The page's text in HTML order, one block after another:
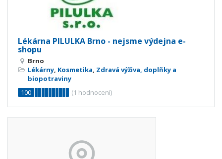
Lékárna PILULKA Brno - nejsme výdejna e-
shopu
Brno
Lékárny, Kosmetika, Zdravá výživa, doplňky a
biopotraviny
100
(1 hodnocení)